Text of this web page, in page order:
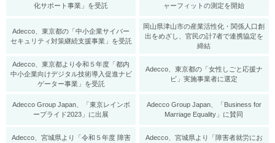
化サポート事業」を受託
ャーフィットの測定を開始
Adecco、東京都の「中小企業サイバー
セキュリティ対策継続支援事業」を受託
岡山県津山市の産業活性化・関係人口創
出をめざし、官民の計7者で連携協定を
締結
Adecco、東京都より令和５年度「都内
中小企業向けデジタル技術導入促進ナビ
ゲーター事業」を受託
Adecco、東京都の「女性しごと応援ナ
ビ」実施事業者に選定
Adecco Group Japan、「東京レインボ
ープライド2023」に出展
Adecco Group Japan、「Business for
Marriage Equality」に賛同
Adecco、宮城県より「令和５年度 障害
Adecco、宮城県より「障害者就労にお